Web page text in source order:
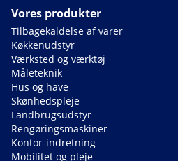
Vores produkter
Tilbagekaldelse af varer
Køkkenudstyr
Værksted og værktøj
Måleteknik
Hus og have
Skønhedspleje
Landbrugsudstyr
Rengøringsmaskiner
Kontor-indretning
Mobilitet og pleje